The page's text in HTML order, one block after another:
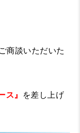
商談いただいた
ス』
を差し上げ